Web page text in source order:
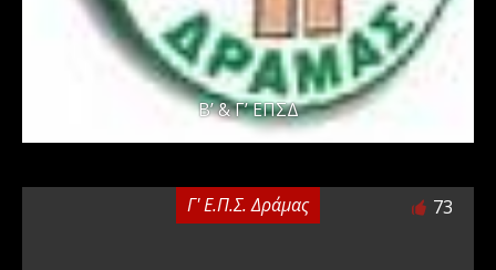
Β’ & Γ’ ΕΠΣΔ
Γ' Ε.Π.Σ. Δράμας 73